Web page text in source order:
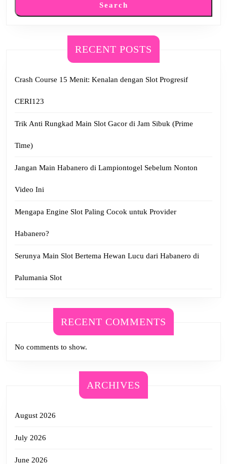
Search
RECENT POSTS
Crash Course 15 Menit: Kenalan dengan Slot Progresif
CERI123
Trik Anti Rungkad Main Slot Gacor di Jam Sibuk (Prime
Time)
Jangan Main Habanero di Lampiontogel Sebelum Nonton
Video Ini
Mengapa Engine Slot Paling Cocok untuk Provider
Habanero?
Serunya Main Slot Bertema Hewan Lucu dari Habanero di
Palumania Slot
RECENT COMMENTS
No comments to show.
ARCHIVES
August 2026
July 2026
June 2026